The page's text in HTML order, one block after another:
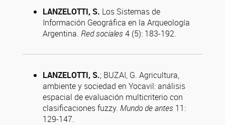
LANZELOTTI, S. Los Sistemas de
Información Geográfica en la Arqueología
Argentina. Red sociales4 (5): 183-192.
LANZELOTTI, S.; BUZAI, G. Agricultura,
ambiente y sociedad en Yocavil: análisis
espacial de evaluación multicriterio con
clasificaciones fuzzy. Mundo de antes 11:
129-147.